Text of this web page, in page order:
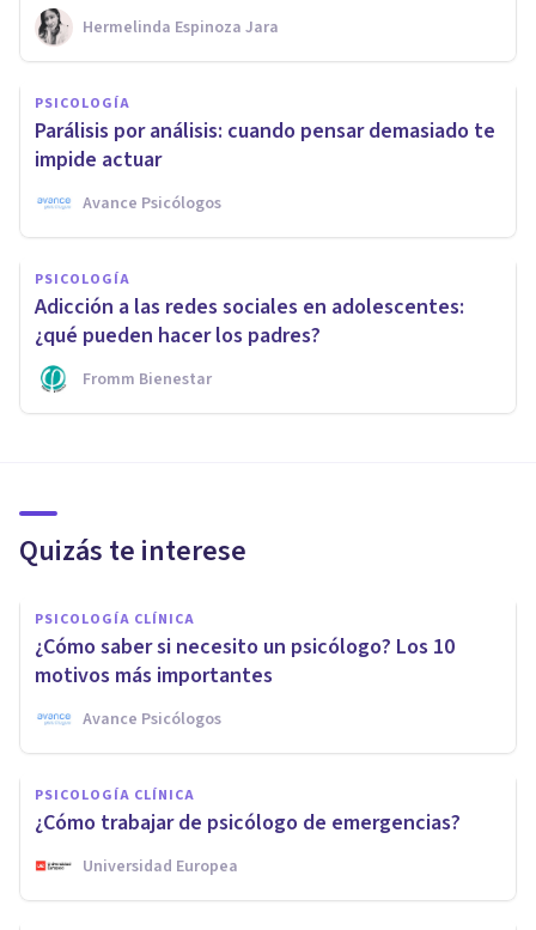
Hermelinda Espinoza Jara
PSICOLOGÍA
Parálisis por análisis: cuando pensar demasiado te
impide actuar
Avance Psicólogos
PSICOLOGÍA
Adicción a las redes sociales en adolescentes:
¿qué pueden hacer los padres?
Fromm Bienestar
Quizás te interese
PSICOLOGÍA CLÍNICA
¿Cómo saber si necesito un psicólogo? Los 10
motivos más importantes
Avance Psicólogos
PSICOLOGÍA CLÍNICA
¿Cómo trabajar de psicólogo de emergencias?
Universidad Europea